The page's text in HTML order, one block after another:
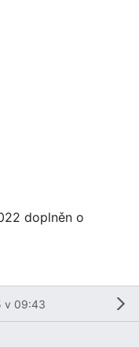
doplněn o
v 09:43